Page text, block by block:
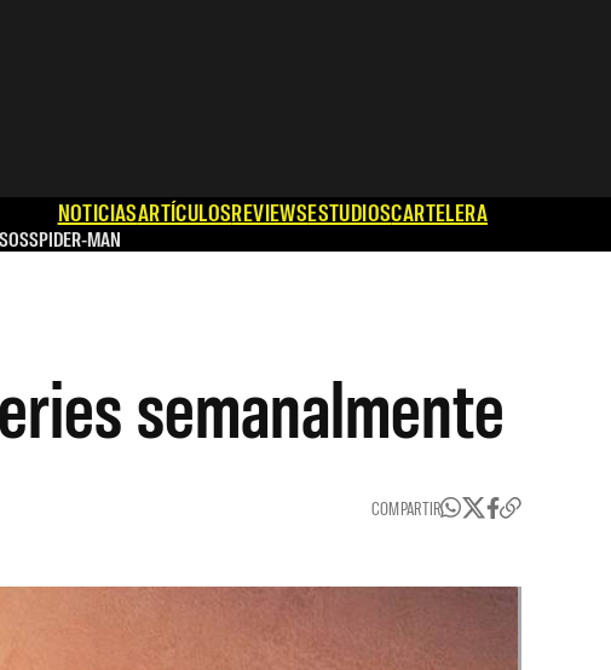
NOTICIASARTÍCULOSREVIEWSESTUDIOSCARTELERA
SPIDER-MAN
semanalmente
COMPARTIR